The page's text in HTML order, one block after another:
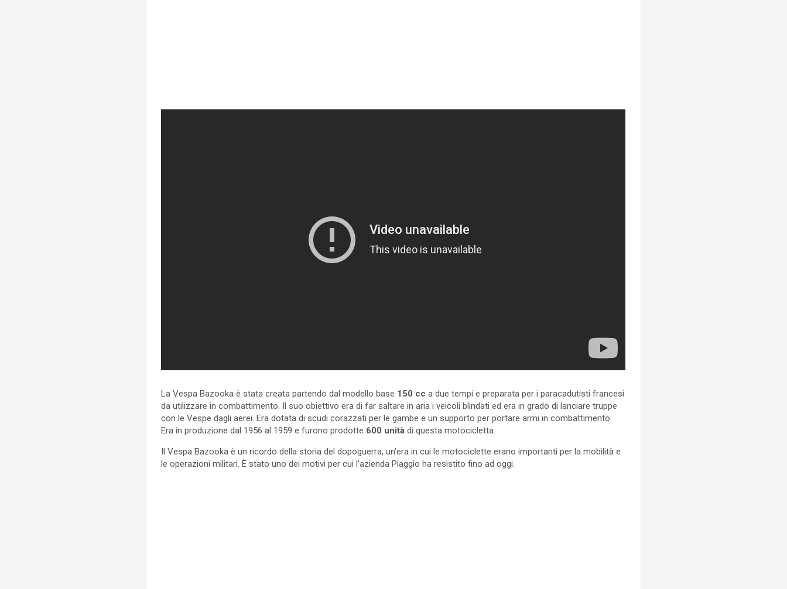
La Vespa Bazooka è stata creata partendo dal modello base 150 cc a due tempi e preparata per i paracadutisti francesi
da utilizzare in combattimento. Il suo obiettivo era di far saltare in aria i veicoli blindati ed era in grado di lanciare truppe
con le Vespe dagli aerei. Era dotata di scudi corazzati per le gambe e un supporto per portare armi in combattimento.
Era in produzione dal 1956 al 1959 e furono prodotte 600 unità di questa motocicletta.
Il Vespa Bazooka è un ricordo della storia del dopoguerra, un’era in cui le motociclette erano importanti per la mobilità e
le operazioni militari. È stato uno dei motivi per cui l’azienda Piaggio ha resistito fino ad oggi.